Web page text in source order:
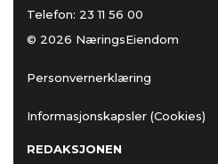
Telefon: 23 11 56 00
© 2026 NæringsEiendom
Personvernerklæring
Informasjonskapsler (Cookies)
REDAKSJONEN